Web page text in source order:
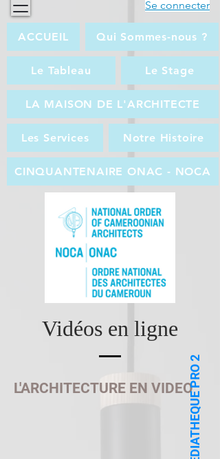
Se connecter
ACCUEIL Qui Sommes-nous ?
Le Tableau Le Stage
LA MAISON DE L'ARCHITECTE
Les Services Notre Histoire
CINQUANTENAIRE ONAC - NOCA
Vidéos en ligne
L'ARCHITECTURE EN VIDEOMEDIATHEQUE PRO 2